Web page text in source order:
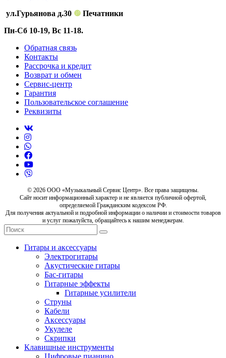
ул.Гурьянова д.30 ❿ Печатники
Пн-Сб 10-19, Вс 11-18.
Обратная связь
Контакты
Рассрочка и кредит
Возврат и обмен
Сервис-центр
Гарантия
Пользовательское соглашение
Реквизиты
© 2026 ООО «Музыкальный Сервис Центр». Все права защищены.
Сайт носит информационный характер и не является публичной офертой,
определяемой Гражданским кодексом РФ.
Для получения актуальной и подробной информации о наличии и стоимости товаров
и услуг пожалуйста, обращайтесь к нашим менеджерам.
Гитары и аксессуары
Электрогитары
Акустические гитары
Бас-гитары
Гитарные эффекты
Гитарные усилители
Струны
Кабели
Аксессуары
Укулеле
Скрипки
Клавишные инструменты
Цифровые пианино